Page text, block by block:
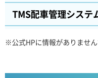
TMS配車管理システ
※公式HPに情報がありません